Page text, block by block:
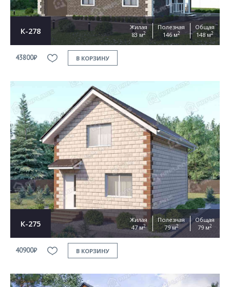
К-278
Жилая
83 м2
Полезная
146 м2
Общая
148 м2
43800₽ В КОРЗИНУ
К-275
Жилая
47 м2
Полезная
79 м2
Общая
79 м2
40900₽ В КОРЗИНУ